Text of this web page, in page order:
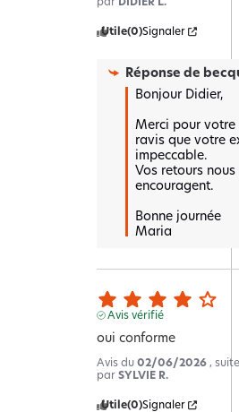
par DIDIER L.
Utile(0)Signaler
Réponse de
Bonjour Didier,
Merci pour votre
ravis que votre
impeccable.
Vos retours
encouragent.
Bonne journée
Maria
Avis vérifié
oui conforme
Avis du 02/06/2026 ,
par SYLVIE R.
Utile(0)Signaler